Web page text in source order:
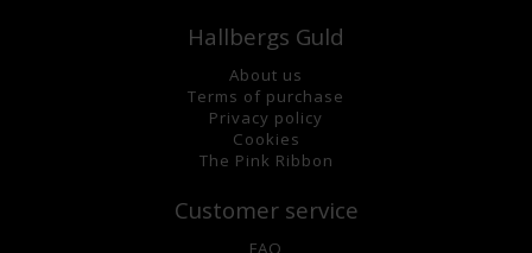
Hallbergs Guld
About us
Terms of purchase
Privacy policy
Cookies
The Pink Ribbon
Customer service
FAQ